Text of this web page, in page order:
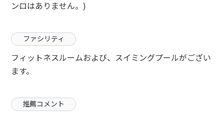
ンロはありません。)
ファシリティ
フィットネスルームおよび、スイミングプールがござい
ます。
推薦コメント